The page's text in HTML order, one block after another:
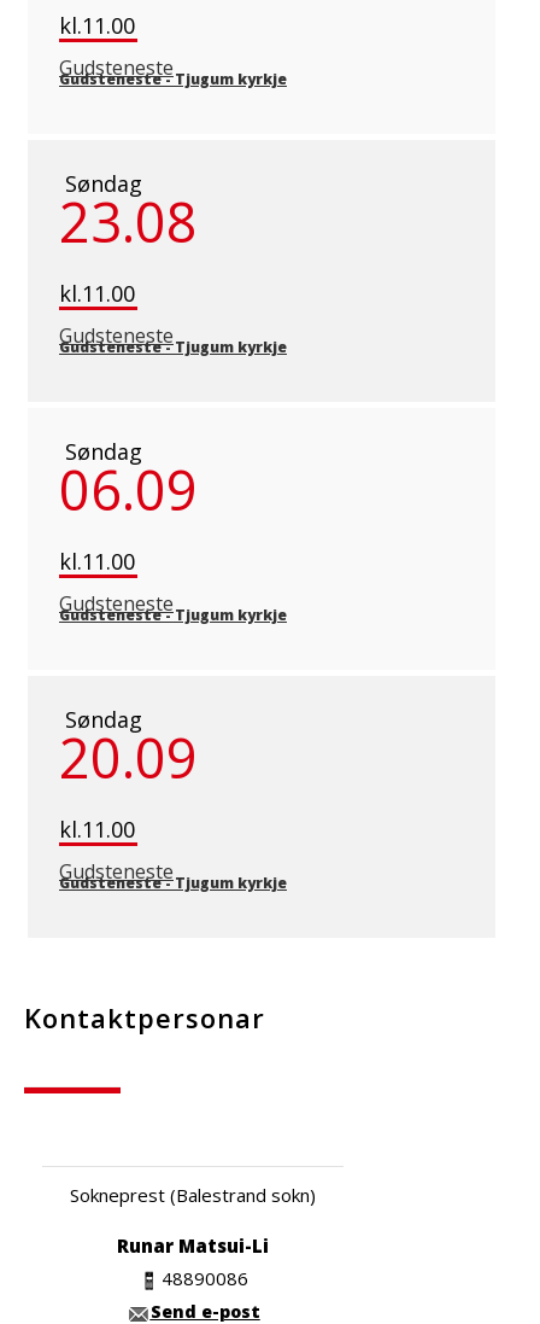
kl.11.00
Gudsteneste
Gudsteneste-Tjugum kyrkje
Søndag
23.08
kl.11.00
Gudsteneste
Gudsteneste-Tjugum kyrkje
Søndag
06.09
kl.11.00
Gudsteneste
Gudsteneste-Tjugum kyrkje
Søndag
20.09
kl.11.00
Gudsteneste
Gudsteneste-Tjugum kyrkje
Kontaktpersonar
Sokneprest (Balestrand sokn)
Runar Matsui-Li
48890086
Send e-post